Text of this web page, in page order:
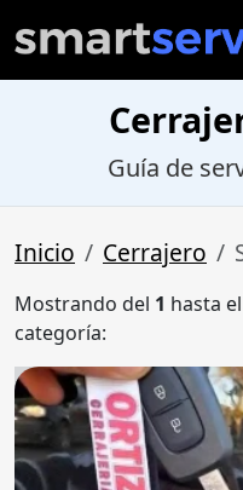
Guía de
Inicio Cerrajero
Mostrando del 1 hasta el
categoría: